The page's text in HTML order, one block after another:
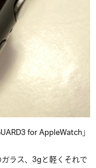
for AppleWatch」
ラス、3gと軽くそれで